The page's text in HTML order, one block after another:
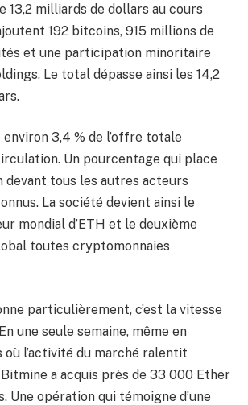
13,2 milliards de dollars au cours
192 bitcoins, 915 millions de
et une participation minoritaire
Le total dépasse ainsi les 14,2
3,4 % de l’offre totale
Un pourcentage qui place
devant tous les autres acteurs
La société devient ainsi le
mondial d’ETH et le deuxième
toutes cryptomonnaies
particulièrement, c’est la vitesse
une seule semaine, même en
l’activité du marché ralentit
a acquis près de 33 000 Ether
Une opération qui témoigne d’une